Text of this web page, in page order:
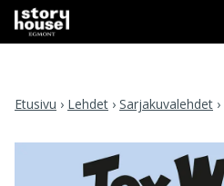
Etusivu › Lehdet › Sarjakuvalehdet ›